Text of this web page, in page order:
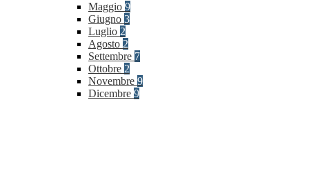
Maggio 9
Giugno 3
Luglio 2
Agosto 2
Settembre 7
Ottobre 2
Novembre 9
Dicembre 9